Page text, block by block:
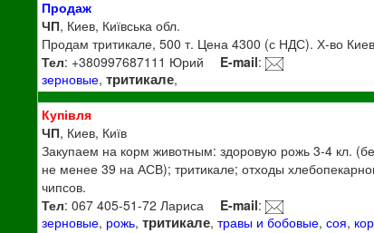
Продаж
ЧП, Киев, Київська обл.
Продам тритикале, 500 т. Цена 4300 (с НДС). Х-во
Тел: +380997687111 Юрий E-mail:
зерновые,тритикале,
Купівля
ЧП, Киев, Київ
Закупаем на корм животным: здоровую рожь 3-4 кл.
не менее 39 на АСВ); тритикале; отходы
чипсов.
Тел: 067 405-51-72 Лариса E-mail:
зерновые, рожь,тритикале,травы и бобовые,соя,